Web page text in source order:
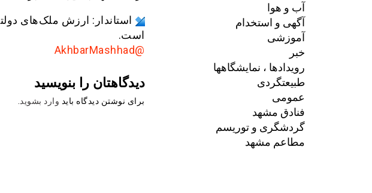
است.
@AkhbarMashhad
دیدگاهتان را بنویسید
برای نوشتن دیدگاه باید وارد بشوید
آب و هوا
آگهی و استخدام
آموزشی
خبر
رویدادها ، نمایشگاهها
طبیعتگردی
عمومی
فنادق مشهد
گردشگری و توریسم
مطاعم مشهد